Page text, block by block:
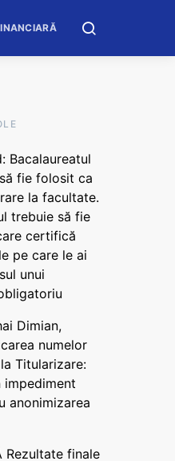
Bacalaureatul
fie folosit ca
la facultate.
trebuie să fie
certifică
pe care le ai
unui
Dimian,
numelor
Titularizare:
impediment
anonimizarea
Rezultate finale